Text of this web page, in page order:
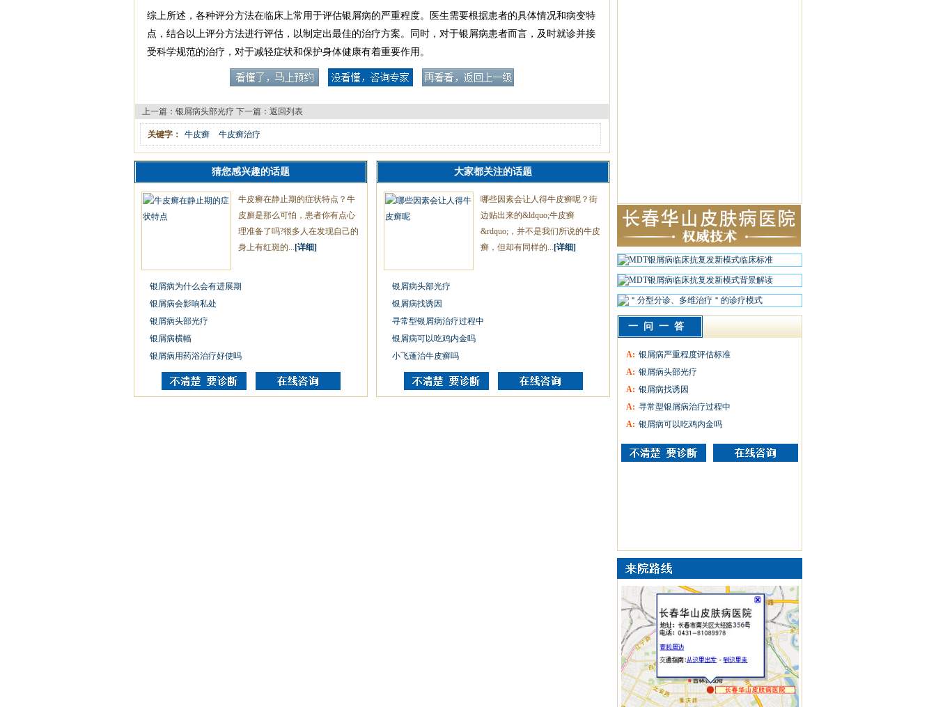
综上所述，各种评分方法在临床上常用于评估银屑病的严重程度。医生需要根据患者的具体情况和病变特
点，结合以上评分方法进行评估，以制定出最佳的治疗方案。同时，对于银屑病患者而言，及时就诊并接
受科学规范的治疗，对于减轻症状和保护身体健康有着重要作用。
上一篇： 银屑病头部光疗 下一篇： 返回列表
关键字： 牛皮癣 牛皮癣治疗
猜您感兴趣的话题
牛皮癣在静止期的症状特点？牛
皮廯是那么可怕，患者你有点心
理准备了吗?很多人在发现自己的
身上有红斑的... [详细]
银屑病为什么会有进展期
银屑病会影响私处
银屑病头部光疗
银屑病横幅
银屑病用药浴治疗好使吗
大家都关注的话题
哪些因素会让人得牛皮癣呢？街
边贴出来的&ldquo;牛皮癣
&rdquo;，并不是我们所说的牛皮
癣，但却有同样的... [详细]
银屑病头部光疗
银屑病找诱因
寻常型银屑病治疗过程中
银屑病可以吃鸡内金吗
小飞蓬治牛皮癣吗
一问一答
A: 银屑病严重程度评估标准
A: 银屑病头部光疗
A: 银屑病找诱因
A: 寻常型银屑病治疗过程中
A: 银屑病可以吃鸡内金吗